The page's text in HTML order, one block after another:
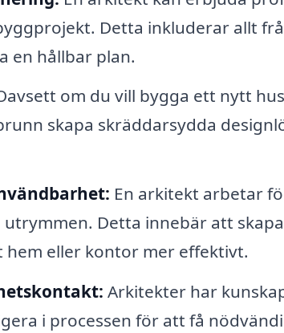
Detta inkluderar allt
en hållbar plan.
om du vill bygga ett nytt
skapa skräddarsydda
En arkitekt arbetar
Detta innebär att
eller kontor mer effektivt.
Arkitekter har
i processen för att få